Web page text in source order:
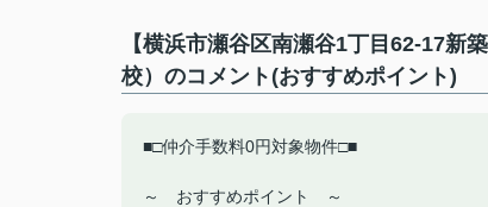
【横浜市瀬谷区南瀬谷1丁目62-17
校）のコメント(おすすめポイント)
■□仲介手数料0円対象物件□■
～ おすすめポイント ～